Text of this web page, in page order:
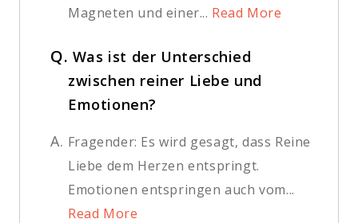
Magneten und einer... Read More
Q. Was ist der Unterschied
zwischen reiner Liebe und
Emotionen?
A. Fragender: Es wird gesagt, dass Reine
Liebe dem Herzen entspringt.
Emotionen entspringen auch vom...
Read More